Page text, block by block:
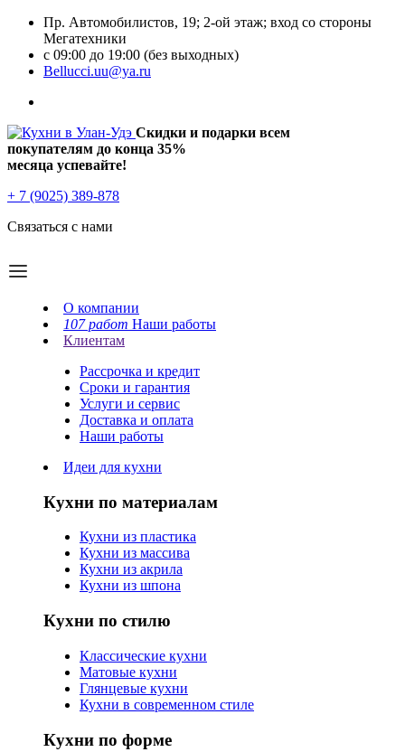
Пр. Автомобилистов, 19; 2-ой этаж; вход со стороны
Мегатехники
с 09:00 до 19:00 (без выходных)
Bellucci.uu@ya.ru
Скидки и подарки всем
покупателям до конца 35%
месяца успевайте!
+ 7 (9025) 389-878
Связаться с нами
О компании
107 работ Наши работы
Клиентам
Рассрочка и кредит
Сроки и гарантия
Услуги и сервис
Доставка и оплата
Наши работы
Идеи для кухни
Кухни по материалам
Кухни из пластика
Кухни из массива
Кухни из акрила
Кухни из шпона
Кухни по стилю
Классические кухни
Матовые кухни
Глянцевые кухни
Кухни в современном стиле
Кухни по форме